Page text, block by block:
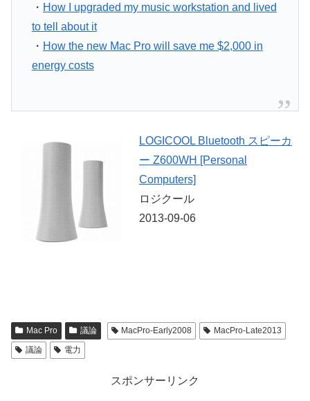
・ How I upgraded my music workstation and lived
to tell about it
・ How the new Mac Pro will save me $2,000 in
energy costs
LOGICOOL Bluetooth スピーカ
ー Z600WH [Personal
Computers]
ロジクール
2013-09-06
Mac Pro 議論 MacPro-Early2008
MacPro-Late2013
議論
電力
スポンサーリンク